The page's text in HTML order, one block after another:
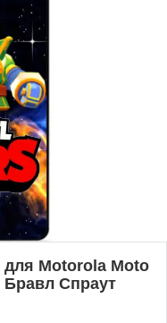
Motorola Moto
Бравл Спраут